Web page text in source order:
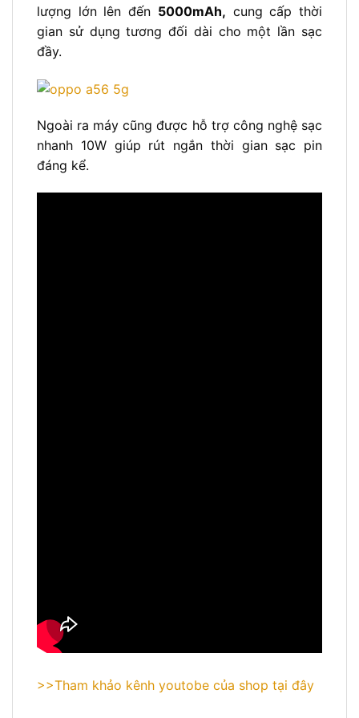
lượng lớn lên đến 5000mAh, cung cấp thời
gian sử dụng tương đối dài cho một lần sạc
đầy.
Ngoài ra máy cũng được hỗ trợ công nghệ sạc
nhanh 10W giúp rút ngắn thời gian sạc pin
đáng kể.
>>Tham khảo kênh youtobe của shop tại đây